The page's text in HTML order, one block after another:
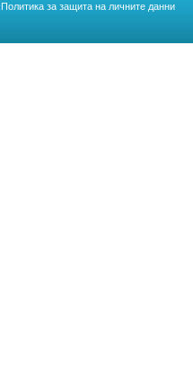
Политика за защита на личните данни